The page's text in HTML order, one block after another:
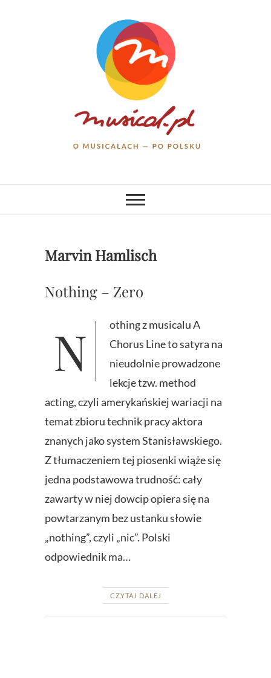
musical.pl
Marvin Hamlisch
Nothing – Zero
Nothing z musicalu A
Chorus Line to satyra na
nieudolnie prowadzone
lekcje tzw. method
acting, czyli amerykańskiej wariacji na
temat zbioru technik pracy aktora
znanych jako system Stanisławskiego.
Z tłumaczeniem tej piosenki wiąże się
jedna podstawowa trudność: cały
zawarty w niej dowcip opiera się na
powtarzanym bez ustanku słowie
„nothing”, czyli „nic”. Polski
odpowiednik ma…
CZYTAJ DALEJ